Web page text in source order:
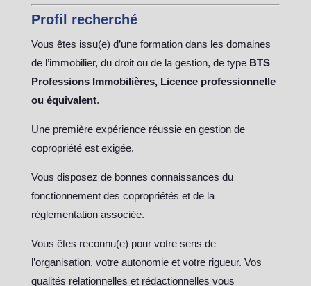
Profil recherché
Vous êtes issu(e) d’une formation dans les domaines
de l’immobilier, du droit ou de la gestion, de type BTS
Professions Immobilières, Licence professionnelle
ou équivalent.
Une première expérience réussie en gestion de
copropriété est exigée.
Vous disposez de bonnes connaissances du
fonctionnement des copropriétés et de la
réglementation associée.
Vous êtes reconnu(e) pour votre sens de
l’organisation, votre autonomie et votre rigueur. Vos
qualités relationnelles et rédactionnelles vous